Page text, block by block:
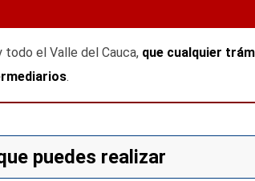
todo el Valle del Cauca, que cualquier
.
puedes realizar